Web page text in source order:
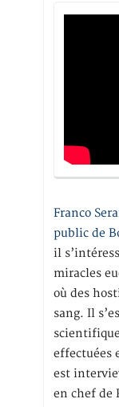
Franco
public de
il
miracles
où des
sang. Il
effectuées
est
en chef de